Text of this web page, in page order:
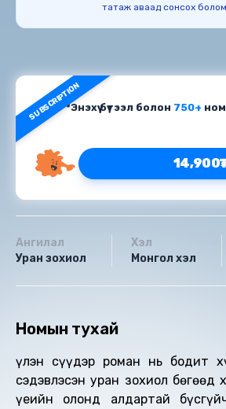
татаж аваад сонсох
SUBSCRIPTION*Энэхүү бүтээл болон 750+
Ангилал
Уран зохиол
Хэл
Монгол хэл
Номын тухай
Үүлэн сүүдэр роман нь бодит
сэдэвлэсэн уран зохиол бөгөөд
үеийн олонд алдартай